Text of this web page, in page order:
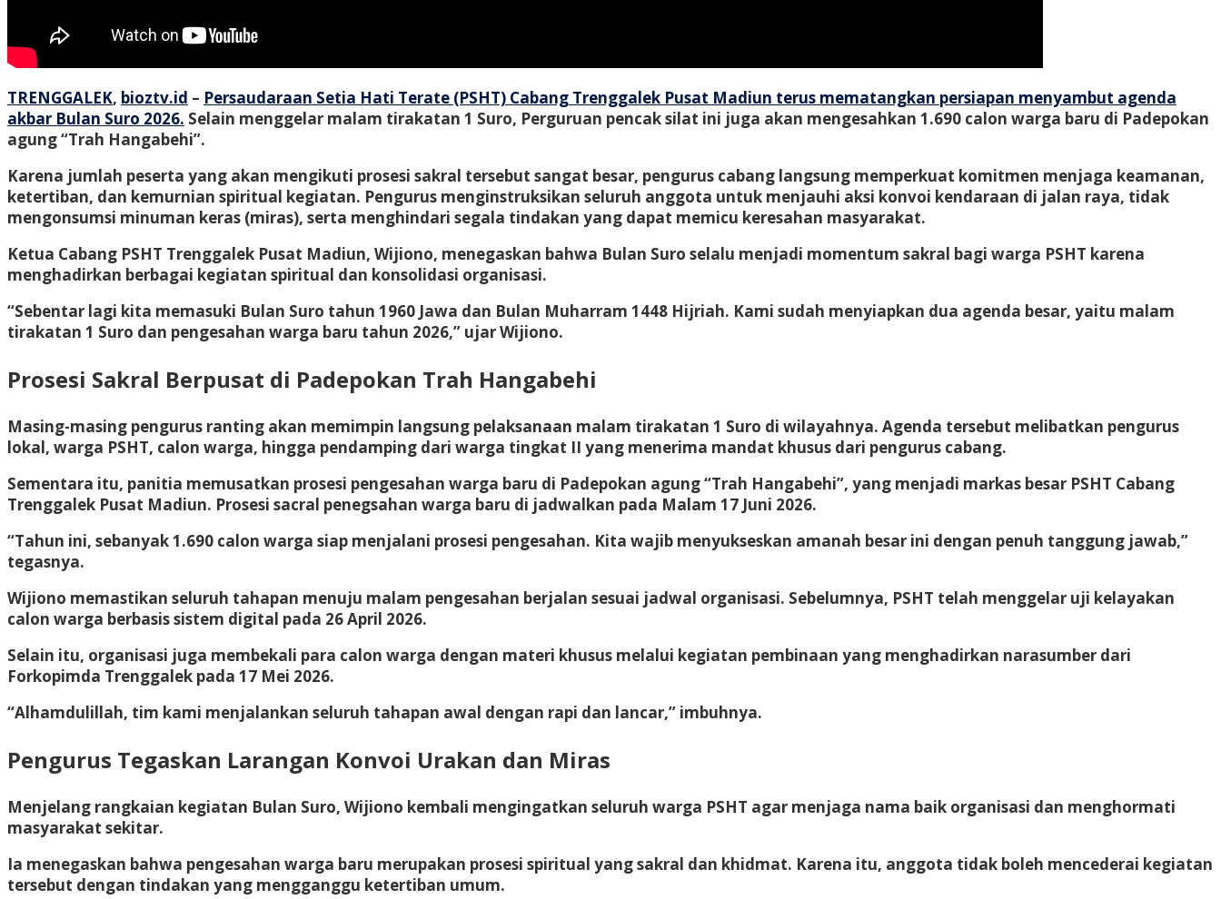
TRENGGALEK, bioztv.id – Persaudaraan Setia Hati Terate (PSHT) Cabang Trenggalek Pusat Madiun terus mematangkan persiapan menyambut agenda
akbar Bulan Suro 2026. Selain menggelar malam tirakatan 1 Suro, Perguruan pencak silat ini juga akan mengesahkan 1.690 calon warga baru di Padepokan
agung “Trah Hangabehi”.
Karena jumlah peserta yang akan mengikuti prosesi sakral tersebut sangat besar, pengurus cabang langsung memperkuat komitmen menjaga keamanan,
ketertiban, dan kemurnian spiritual kegiatan. Pengurus menginstruksikan seluruh anggota untuk menjauhi aksi konvoi kendaraan di jalan raya, tidak
mengonsumsi minuman keras (miras), serta menghindari segala tindakan yang dapat memicu keresahan masyarakat.
Ketua Cabang PSHT Trenggalek Pusat Madiun, Wijiono, menegaskan bahwa Bulan Suro selalu menjadi momentum sakral bagi warga PSHT karena
menghadirkan berbagai kegiatan spiritual dan konsolidasi organisasi.
“Sebentar lagi kita memasuki Bulan Suro tahun 1960 Jawa dan Bulan Muharram 1448 Hijriah. Kami sudah menyiapkan dua agenda besar, yaitu malam
tirakatan 1 Suro dan pengesahan warga baru tahun 2026,” ujar Wijiono.
Prosesi Sakral Berpusat di Padepokan Trah Hangabehi
Masing-masing pengurus ranting akan memimpin langsung pelaksanaan malam tirakatan 1 Suro di wilayahnya. Agenda tersebut melibatkan pengurus
lokal, warga PSHT, calon warga, hingga pendamping dari warga tingkat II yang menerima mandat khusus dari pengurus cabang.
Sementara itu, panitia memusatkan prosesi pengesahan warga baru di Padepokan agung “Trah Hangabehi”, yang menjadi markas besar PSHT Cabang
Trenggalek Pusat Madiun. Prosesi sacral penegsahan warga baru di jadwalkan pada Malam 17 Juni 2026.
“Tahun ini, sebanyak 1.690 calon warga siap menjalani prosesi pengesahan. Kita wajib menyukseskan amanah besar ini dengan penuh tanggung jawab,”
tegasnya.
Wijiono memastikan seluruh tahapan menuju malam pengesahan berjalan sesuai jadwal organisasi. Sebelumnya, PSHT telah menggelar uji kelayakan
calon warga berbasis sistem digital pada 26 April 2026.
Selain itu, organisasi juga membekali para calon warga dengan materi khusus melalui kegiatan pembinaan yang menghadirkan narasumber dari
Forkopimda Trenggalek pada 17 Mei 2026.
“Alhamdulillah, tim kami menjalankan seluruh tahapan awal dengan rapi dan lancar,” imbuhnya.
Pengurus Tegaskan Larangan Konvoi Urakan dan Miras
Menjelang rangkaian kegiatan Bulan Suro, Wijiono kembali mengingatkan seluruh warga PSHT agar menjaga nama baik organisasi dan menghormati
masyarakat sekitar.
Ia menegaskan bahwa pengesahan warga baru merupakan prosesi spiritual yang sakral dan khidmat. Karena itu, anggota tidak boleh mencederai kegiatan
tersebut dengan tindakan yang mengganggu ketertiban umum.